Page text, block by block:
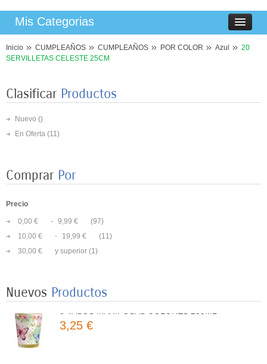
Mis Categorias
Inicio CUMPLEAÑOS CUMPLEAÑOS POR COLOR Azul
20
SERVILLETAS CELESTE 25CM
Clasificar Productos
Nuevo ()
En Oferta (11)
Comprar Por
Precio
0,00 € - 9,99 €
(97)
10,00 €
- 19,99 €
(11)
30,00 €
y superior (1)
Nuevos Productos
8 PLATOS MARIPOSAS COLORES 23CM
3,50 €
8 VASOS MARIPOSAS COLORES 250ML
3,25 €